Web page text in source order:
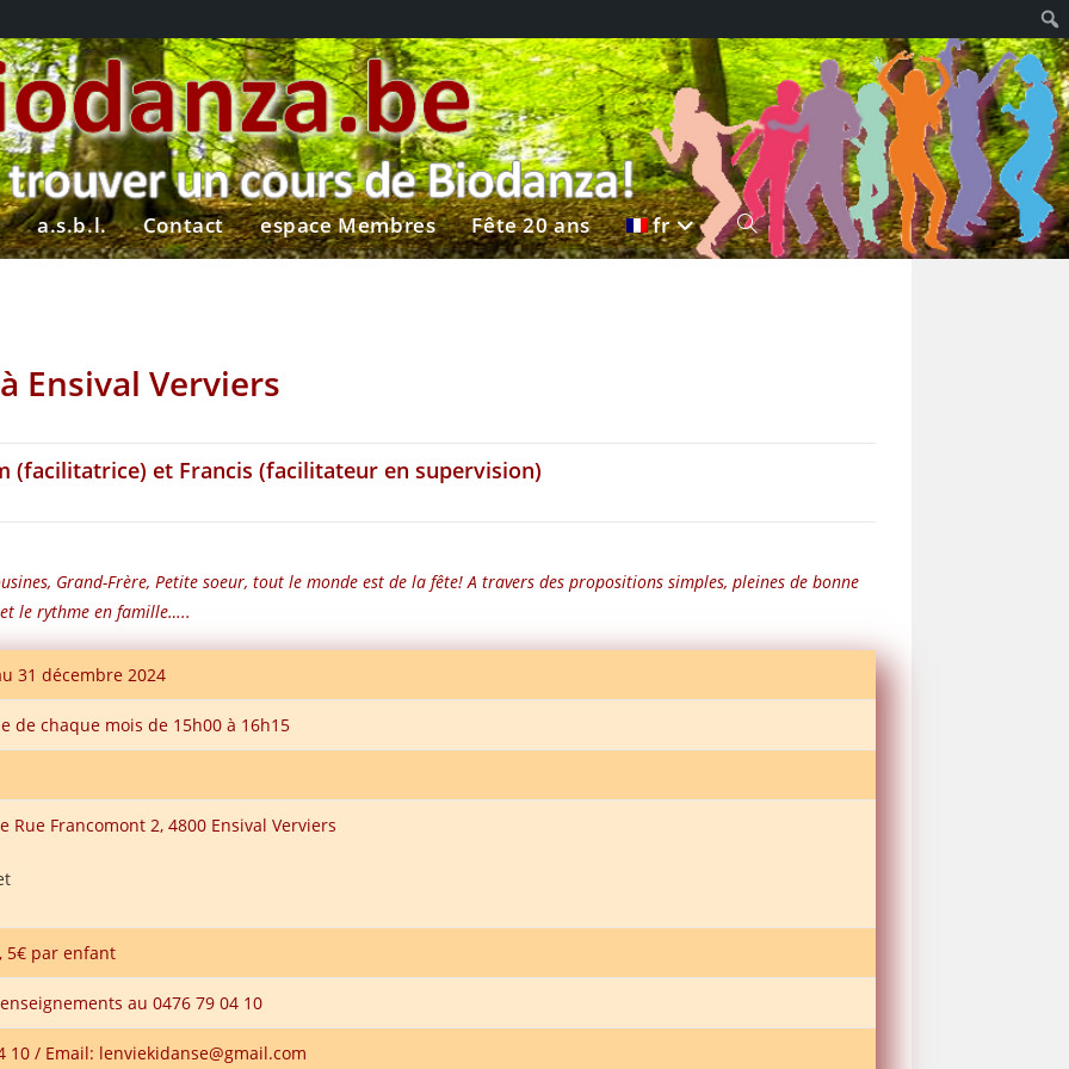
a.s.b.l. Contact espace Membres Fête 20 ans fr Toggle
Ensival Verviers
(facilitatrice) et Francis (facilitateur en supervision)
Grand-Frère, Petite soeur, tout le monde est de la fête! A travers des propositions simples, pleines de bonne
le rythme en famille…..
31 décembre 2024
de chaque mois de 15h00 à 16h15
Rue Francomont 2, 4800 Ensival Verviers
5€ par enfant
au 0476 79 04 10
10 / Email: lenviekidanse@gmail.com